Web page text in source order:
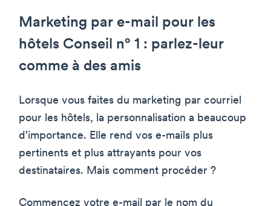
Marketing par e-mail pour les
hôtels Conseil n° 1 : parlez-leur
comme à des amis
Lorsque vous faites du marketing par courriel
pour les hôtels, la personnalisation a beaucoup
d'importance. Elle rend vos e-mails plus
pertinents et plus attrayants pour vos
destinataires. Mais comment procéder ?
Commencez votre e-mail par le nom du